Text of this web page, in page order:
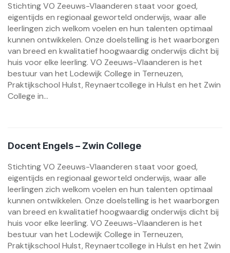
Stichting VO Zeeuws-Vlaanderen staat voor goed,
eigentijds en regionaal geworteld onderwijs, waar alle
leerlingen zich welkom voelen en hun talenten optimaal
kunnen ontwikkelen. Onze doelstelling is het waarborgen
van breed en kwalitatief hoogwaardig onderwijs dicht bij
huis voor elke leerling. VO Zeeuws-Vlaanderen is het
bestuur van het Lodewijk College in Terneuzen,
Praktijkschool Hulst, Reynaertcollege in Hulst en het Zwin
College in...
Docent Engels – Zwin College
Stichting VO Zeeuws-Vlaanderen staat voor goed,
eigentijds en regionaal geworteld onderwijs, waar alle
leerlingen zich welkom voelen en hun talenten optimaal
kunnen ontwikkelen. Onze doelstelling is het waarborgen
van breed en kwalitatief hoogwaardig onderwijs dicht bij
huis voor elke leerling. VO Zeeuws-Vlaanderen is het
bestuur van het Lodewijk College in Terneuzen,
Praktijkschool Hulst, Reynaertcollege in Hulst en het Zwin